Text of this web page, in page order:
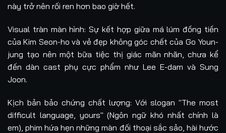
này trở nên rối ren hơn bao giờ hết.
Visual tràn màn hình: Sự kết hợp giữa má lúm đồng tiền
của Kim Seon-ho và vẻ đẹp không góc chết của Go Youn-
jung tạo nên một bữa tiệc thị giác mãn nhãn, chưa kể
đến dàn cast phụ cực phẩm như Lee E-dam và Sung
Joon.
Kịch bản bảo chứng chất lượng: Với slogan "The most
difficult language, yours" (Ngôn ngữ khó nhất chính là
em), phim hứa hẹn những màn đối thoại sắc sảo, hài hước